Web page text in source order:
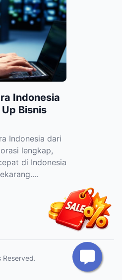
Indonesia
Bisnis
Indonesia dari
lengkap,
di Indonesia
Reserved.